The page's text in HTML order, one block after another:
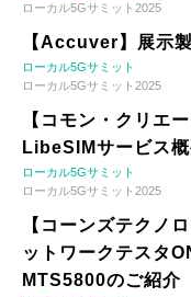
ローカル5Gサミット2025
【Accuver】展示
ローカル5Gサミット
ローカル5Gサミット2025
【コモン・クリエ
LibeSIMサービス
ローカル5Gサミット
ローカル5Gサミット2025
【コーンズテク
ットワークテスタ
MTS5800のご紹介